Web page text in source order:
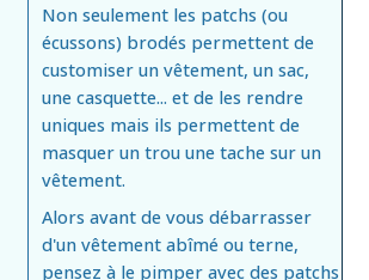
Non seulement les patchs (ou
écussons) brodés permettent de
customiser un vêtement, un sac,
une casquette... et de les rendre
uniques mais ils permettent de
masquer un trou une tache sur un
vêtement.
Alors avant de vous débarrasser
d'un vêtement abîmé ou terne,
pensez à le pimper avec des patchs